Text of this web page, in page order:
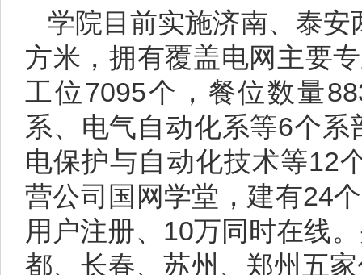
学院目前实施济南、泰
方米，拥有覆盖电网主要
工位7095个，餐位数量
系、电气自动化系等6个
电保护与自动化技术等12
营公司国网学堂，建有24
用户注册、10万同时在线
都、长春、苏州、郑州五